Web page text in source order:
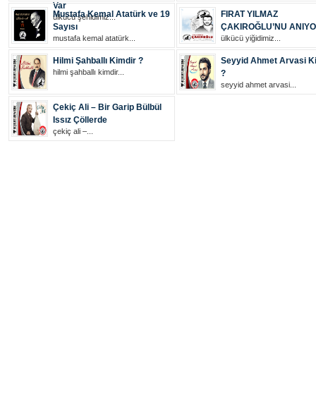
Var
ülkücü şehi̇di̇mi̇z...
Mustafa Kemal Atatürk ve 19
Sayısı
mustafa kemal atatürk...
FIRAT YILMAZ
ÇAKIROĞLU’NU
ülkücü yiğidimiz...
Hilmi Şahballı Kimdir ?
hilmi şahballı kimdir...
Seyyid Ahmet Arvasi
?
seyyid ahmet arvasi...
Çekiç Ali – Bir Garip Bülbül
Issız Çöllerde
çekiç ali –...